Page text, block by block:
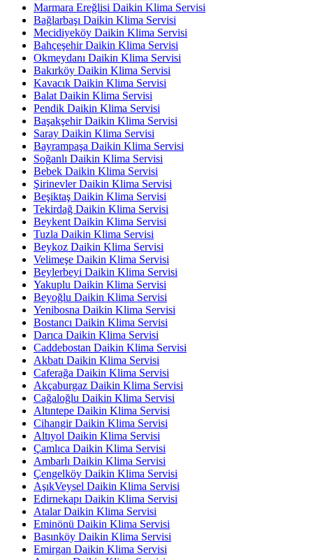
Marmara Ereğlisi Daikin Klima Servisi
Bağlarbaşı Daikin Klima Servisi
Mecidiyeköy Daikin Klima Servisi
Bahçeşehir Daikin Klima Servisi
Okmeydanı Daikin Klima Servisi
Bakırköy Daikin Klima Servisi
Kavacık Daikin Klima Servisi
Balat Daikin Klima Servisi
Pendik Daikin Klima Servisi
Başakşehir Daikin Klima Servisi
Saray Daikin Klima Servisi
Bayrampaşa Daikin Klima Servisi
Soğanlı Daikin Klima Servisi
Bebek Daikin Klima Servisi
Şirinevler Daikin Klima Servisi
Beşiktaş Daikin Klima Servisi
Tekirdağ Daikin Klima Servisi
Beykent Daikin Klima Servisi
Tuzla Daikin Klima Servisi
Beykoz Daikin Klima Servisi
Velimeşe Daikin Klima Servisi
Beylerbeyi Daikin Klima Servisi
Yakuplu Daikin Klima Servisi
Beyoğlu Daikin Klima Servisi
Yenibosna Daikin Klima Servisi
Bostancı Daikin Klima Servisi
Darıca Daikin Klima Servisi
Caddebostan Daikin Klima Servisi
Akbatı Daikin Klima Servisi
Caferağa Daikin Klima Servisi
Akçaburgaz Daikin Klima Servisi
Cağaloğlu Daikin Klima Servisi
Altıntepe Daikin Klima Servisi
Cihangir Daikin Klima Servisi
Altıyol Daikin Klima Servisi
Çamlıca Daikin Klima Servisi
Ambarlı Daikin Klima Servisi
Çengelköy Daikin Klima Servisi
AşıkVeysel Daikin Klima Servisi
Edirnekapı Daikin Klima Servisi
Atalar Daikin Klima Servisi
Eminönü Daikin Klima Servisi
Basınköy Daikin Klima Servisi
Emirgan Daikin Klima Servisi